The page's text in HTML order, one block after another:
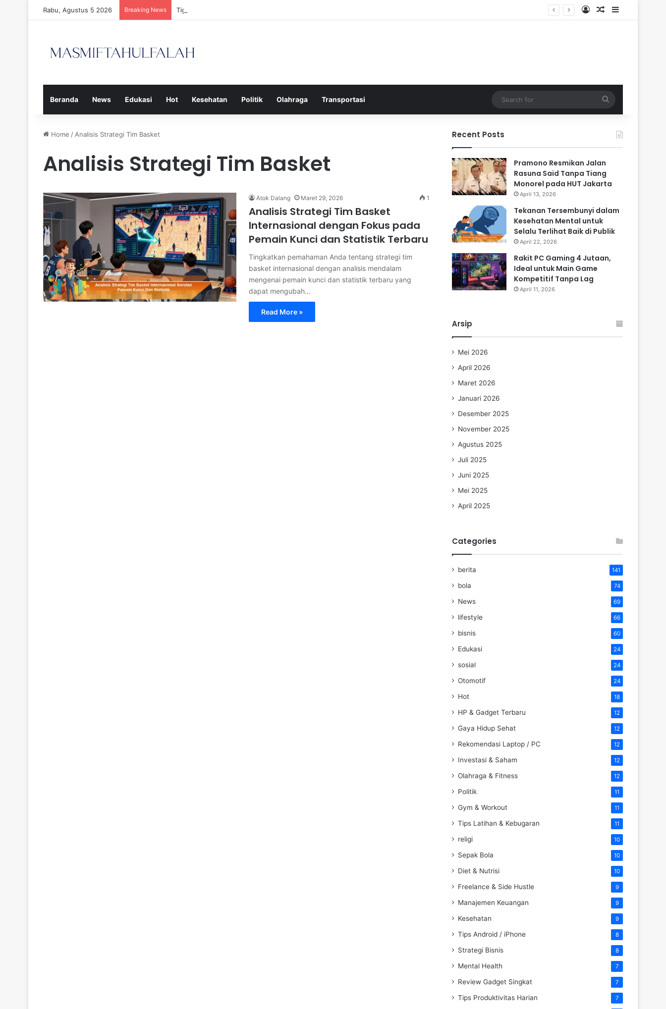
Rabu, Agustus 5 2026 Breaking News Tiga Calon Pelatih Chelsea yang Berpotensi Memimpin Tim di Musim Depan Log InRandom Article
Sidebar
Beranda News Edukasi Hot Kesehatan Politik Olahraga Transportasi
for
Home / Analisis Strategi Tim Basket
Analisis Strategi Tim Basket
Atok Dalang Maret 29, 2026 1
Analisis Strategi Tim Basket
Internasional dengan Fokus pada
Pemain Kunci dan Statistik Terbaru
Tingkatkan pemahaman Anda tentang strategi tim
basket internasional dengan analisis mendalam
mengenai pemain kunci dan statistik terbaru yang
dapat mengubah…
Read More »
Recent Posts
Pramono Resmikan Jalan
Rasuna Said Tanpa Tiang
Monorel pada HUT Jakarta
April 13, 2026
Tekanan Tersembunyi dalam
Kesehatan Mental untuk
Selalu Terlihat Baik di Publik
April 22, 2026
Rakit PC Gaming 4 Jutaan,
Ideal untuk Main Game
Kompetitif Tanpa Lag
April 11, 2026
Arsip
Mei 2026
April 2026
Maret 2026
Januari 2026
Desember 2025
November 2025
Agustus 2025
Juli 2025
Juni 2025
Mei 2025
April 2025
Categories
berita 141
bola 74
News 69
lifestyle 66
bisnis 60
Edukasi 24
sosial 24
Otomotif 24
Hot 18
HP & Gadget Terbaru 12
Gaya Hidup Sehat 12
Rekomendasi Laptop / PC 12
Investasi & Saham 12
Olahraga & Fitness 12
Politik 11
Gym & Workout 11
Tips Latihan & Kebugaran 11
religi 10
Sepak Bola 10
Diet & Nutrisi 10
Freelance & Side Hustle 9
Manajemen Keuangan 9
Kesehatan 9
Tips Android / iPhone 8
Strategi Bisnis 8
Mental Health 7
Review Gadget Singkat 7
Tips Produktivitas Harian 7